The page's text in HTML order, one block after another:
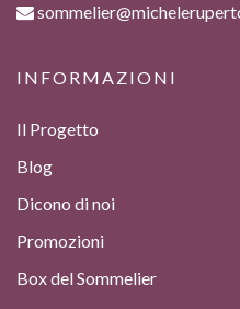
INFORMAZIONI
Il Progetto
Blog
Dicono di noi
Promozioni
Box del Sommelier